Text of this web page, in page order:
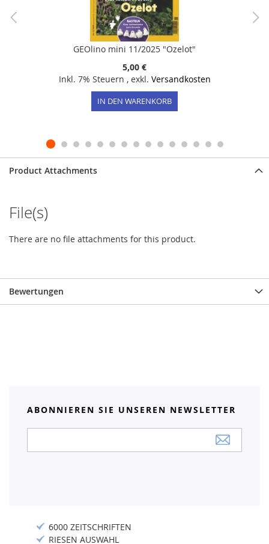
GEOlino mini 11/2025 "Ozelot"
5,00 €
Inkl. 7% Steuern , exkl. Versandkosten
IN DEN WARENKORB
Product Attachments
File(s)
There are no file attachments for this product.
Bewertungen
ABONNIEREN SIE UNSEREN NEWSLETTER
Newsletter:
6000 ZEITSCHRIFTEN
RIESEN AUSWAHL